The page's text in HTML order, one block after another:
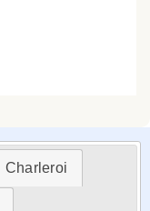
Charleroi